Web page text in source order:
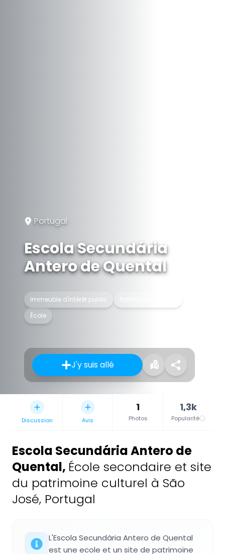
Portugal
Escola Secundária
Antero de Quental
Immeuble d'intérêt public
École
J'y suis allé
Discussion Avis
1
Photos
1,3k
Popularité
Escola Secundária Antero de
Quental, École secondaire et site
du patrimoine culturel à São
José, Portugal
L'Escola Secundária Antero de Quental
est une ecole et un site de patrimoine